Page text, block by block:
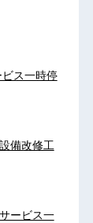
ス一時停
備改修工
ービス一